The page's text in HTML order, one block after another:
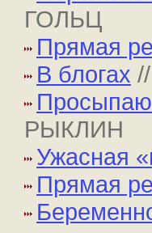
ГОЛЬЦ
Прямая
В блогах //
РЫКЛИН
Ужасная
Прямая